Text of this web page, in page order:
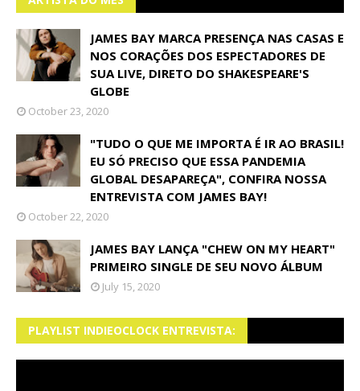
JAMES BAY MARCA PRESENÇA NAS CASAS E
NOS CORAÇÕES DOS ESPECTADORES DE
SUA LIVE, DIRETO DO SHAKESPEARE'S
GLOBE
October 23, 2020
"TUDO O QUE ME IMPORTA É IR AO BRASIL!
EU SÓ PRECISO QUE ESSA PANDEMIA
GLOBAL DESAPAREÇA", CONFIRA NOSSA
ENTREVISTA COM JAMES BAY!
October 22, 2020
JAMES BAY LANÇA "CHEW ON MY HEART"
PRIMEIRO SINGLE DE SEU NOVO ÁLBUM
July 15, 2020
PLAYLIST INDIEOCLOCK ENTREVISTA: